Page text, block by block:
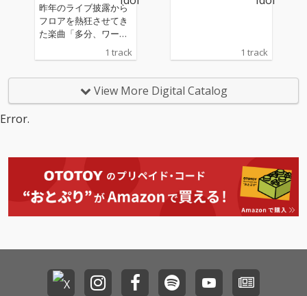
昨年のライブ披露から
フロアを熱狂させてき
た楽曲「多分、ワール
ドエンド」がついにリ
リース。 オガワ、カナ
ューアンセム。
1 track 1 track
View More Digital Catalog
Error.